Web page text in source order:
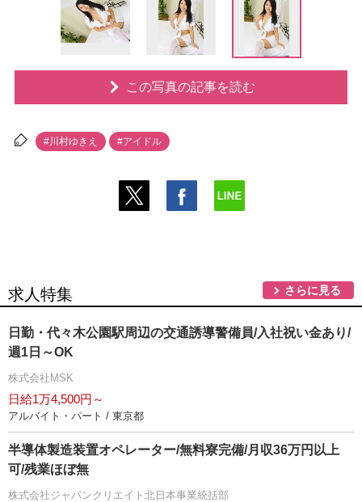
この写真の記事を読む
#川村ゆきえ #アイドル
求人特集 さらに見る
日勤・代々木公園駅周辺の交通誘導警備員/入社祝い金あり/
週1日～OK
株式会社MSK
日給1万4,500円～
アルバイト・パート / 東京都
半導体製造装置オペレーター/無料寮完備/月収36万円以上
可/残業ほぼ無
株式会社ジャパンクリエイト北日本事業統括部